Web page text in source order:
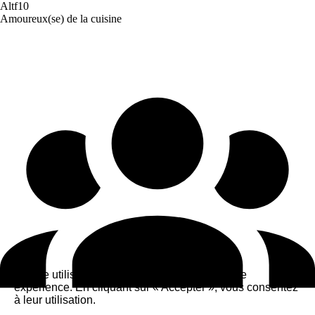
Altf10
Amoureux(se) de la cuisine
Ce site utilise des cookies pour améliorer votre
expérience. En cliquant sur « Accepter », vous consentez
à leur utilisation.